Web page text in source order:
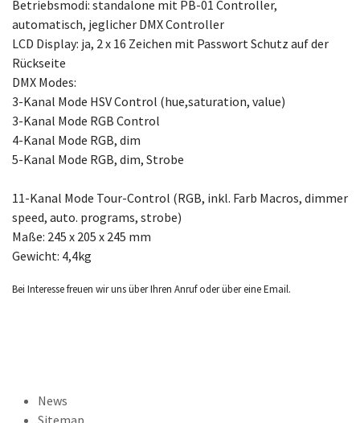
Betriebsmodi: standalone mit PB-01 Controller,
automatisch, jeglicher DMX Controller
LCD Display: ja, 2 x 16 Zeichen mit Passwort Schutz auf der
Rückseite
DMX Modes:
3-Kanal Mode HSV Control (hue,saturation, value)
3-Kanal Mode RGB Control
4-Kanal Mode RGB, dim
5-Kanal Mode RGB, dim, Strobe
11-Kanal Mode Tour-Control (RGB, inkl. Farb Macros, dimmer
speed, auto. programs, strobe)
Maße: 245 x 205 x 245 mm
Gewicht: 4,4kg
Bei Interesse freuen wir uns über Ihren Anruf oder über eine Email.
News
Sitemap